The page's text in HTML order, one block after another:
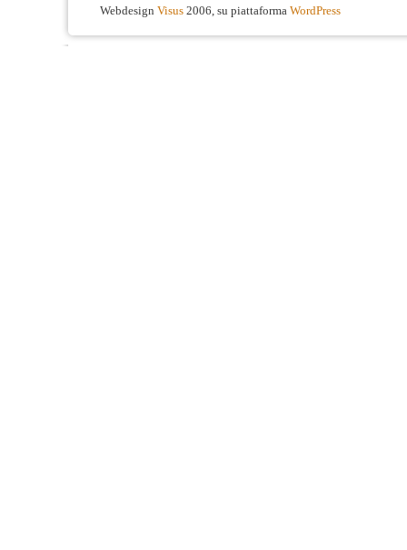
Webdesign Visus 2006, su piattaforma WordPress